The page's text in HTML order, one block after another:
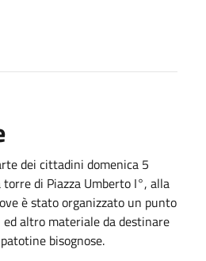
dei cittadini domenica 5
di Piazza Umberto I°, alla
è stato organizzato un punto
altro materiale da destinare
bisognose.